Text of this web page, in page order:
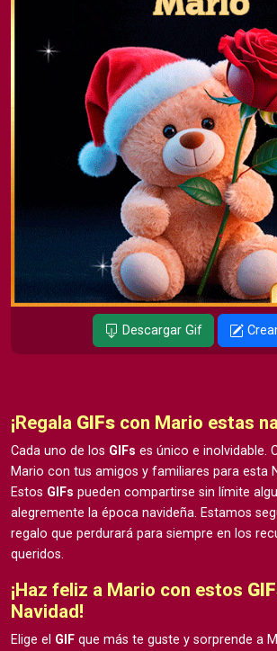
Descargar Gif
¡Regala GIFs con Mario estas
Cada uno de los GIFs es único e inolvidable.
Mario con tus amigos y familiares para esta
Estos GIFs pueden compartirse sin límite
alegremente la época navideña. Estamos
regalo que perdurará para siempre en los
queridos.
¡Haz feliz a Mario con estos
Navidad!
Elige el GIF que más te guste y sorprende a